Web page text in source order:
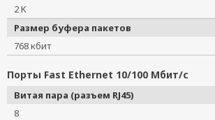
2 K
Размер буфера пакетов
768 кбит
Порты Fast Ethernet 10/100 Мбит/с
Витая пара (разъем RJ45)
8